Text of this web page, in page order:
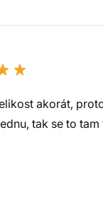
akorát,
tak se to